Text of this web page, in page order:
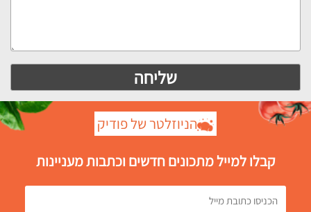
הניוזלטר של פודיק
קבלו למייל מתכונים חדשים וכתבות מעניינות